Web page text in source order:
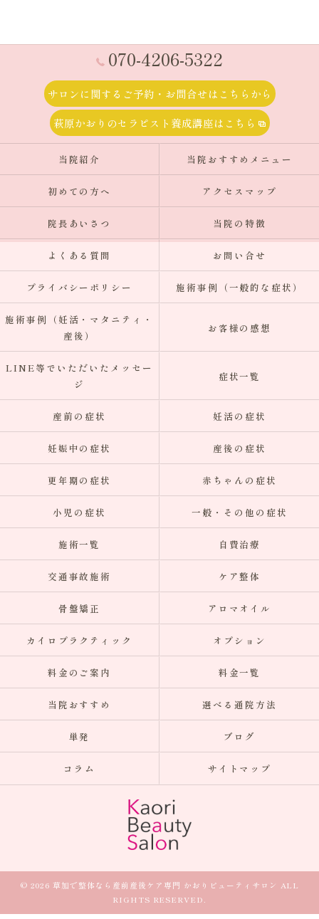
070-4206-5322
サロンに関するご予約・お問合せはこちらから
萩原かおりのセラピスト養成講座はこちら
当院紹介 当院おすすめメニュー
初めての方へ アクセスマップ
院長あいさつ 当院の特徴
よくある質問 お問い合せ
プライバシーポリシー 施術事例（一般的な症状）
施術事例（妊活・マタニティ・
産後）
お客様の感想
LINE等でいただいたメッセー
ジ
症状一覧
産前の症状 妊活の症状
妊娠中の症状 産後の症状
更年期の症状 赤ちゃんの症状
小児の症状 一般・その他の症状
施術一覧 自費治療
交通事故施術 ケア整体
骨盤矯正 アロマオイル
カイロプラクティック オプション
料金のご案内 料金一覧
当院おすすめ 選べる通院方法
単発 ブログ
コラム サイトマップ
© 2026 草加で整体なら産前産後ケア専門 かおりビューティサロン ALL
RIGHTS RESERVED.